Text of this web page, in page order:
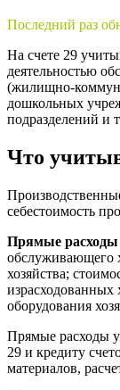
Последний раз
На счете 29
деятельностью
(жилищно-
дошкольных
подразделений и
Что
себестоимость
Прямые расходы
обслуживающего
хозяйства;
израсходованных
оборудования
Прямые расходы
29 и кредиту
материалов,